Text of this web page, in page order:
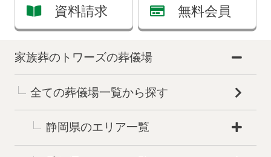
資料請求 無料会員
家族葬のトワーズの葬儀場
全ての葬儀場一覧から探す
静岡県のエリア一覧